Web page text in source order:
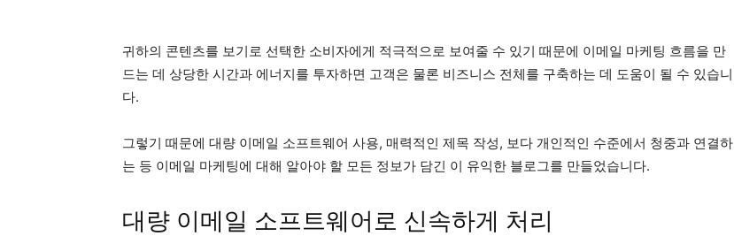
귀하의 콘텐츠를 보기로 선택한 소비자에게 적극적으로 보여줄 수 있기 때문에 이메일 마케팅 흐름을 만
드는 데 상당한 시간과 에너지를 투자하면 고객은 물론 비즈니스 전체를 구축하는 데 도움이 될 수 있습니
다.
그렇기 때문에 대량 이메일 소프트웨어 사용, 매력적인 제목 작성, 보다 개인적인 수준에서 청중과 연결하
는 등 이메일 마케팅에 대해 알아야 할 모든 정보가 담긴 이 유익한 블로그를 만들었습니다.
대량 이메일 소프트웨어로 신속하게 처리